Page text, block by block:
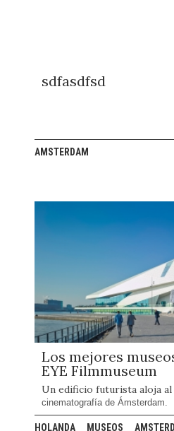
sdfasdfsd
AMSTERDAM
Los mejores
EYE Filmmuseum
Un edificio futurista aloja al
cinematografía de Ámsterdam.
HOLANDA MUSEOS